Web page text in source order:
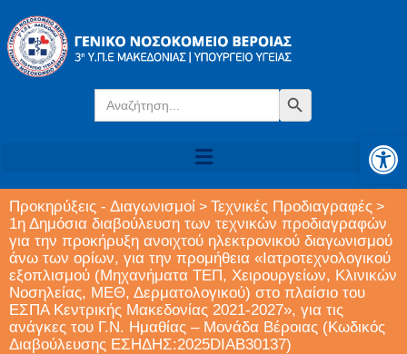
Search
for:
Search Button
Προκηρύξεις - Διαγωνισμοί > Τεχνικές Προδιαγραφές >
1η Δημόσια διαβούλευση των τεχνικών προδιαγραφών
για την προκήρυξη ανοιχτού ηλεκτρονικού διαγωνισμού
άνω των ορίων, για την προμήθεια «Ιατροτεχνολογικού
εξοπλισμού (Μηχανήματα ΤΕΠ, Χειρουργείων, Κλινικών
Νοσηλείας, ΜΕΘ, Δερματολογικού) στο πλαίσιο του
ΕΣΠΑ Κεντρικής Μακεδονίας 2021-2027», για τις
ανάγκες του Γ.Ν. Ημαθίας – Μονάδα Βέροιας (Κωδικός
Διαβούλευσης ΕΣΗΔΗΣ:2025DIAB30137)